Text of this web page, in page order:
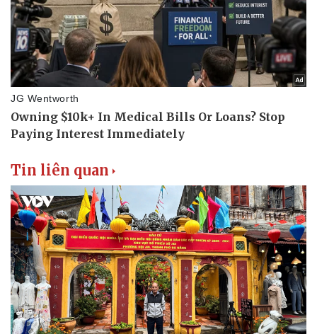
Du lịch
Tư vấn
Săn Tour
check-in
Podcast
Câu chuyện thời sự
Đọc truyện đêm khuya
Cửa sổ tình yêu
Kể chuyện cho bé
Hạt giống tâm hồn
Tin liên quan